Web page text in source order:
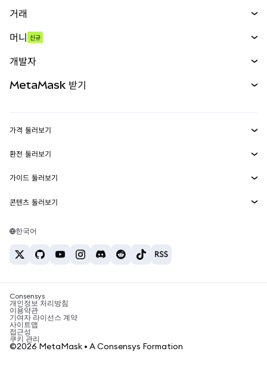
거래
무기한 선물
실물자산
머니 신규
개발자
MetaMask Connect
Snaps
웹3 서비스
MetaMask 받기
보안
고객 지원
채용
가격 둘러보기
이더리움 가격
솔라나 가격
테더 가격
환전 둘러보기
ETH를 USD로 환전
USDT를 INR로 환전
BTC를 INR로 환전
ETH를 USDT로 환전
가이드 둘러보기
ETH 매수
USDT 매수
SHIB 매수
BNB 매수
콘텐츠 둘러보기
솔라나 지갑
암호화폐 세금 뉴스
암호화폐 매수 방법
비트코인 매도 방법
한국어
Consensys
개인정보 처리방침
이용약관
기여자 라이선스 계약
사이트맵
접근성
쿠키 관리
©2026 MetaMask • A Consensys Formation